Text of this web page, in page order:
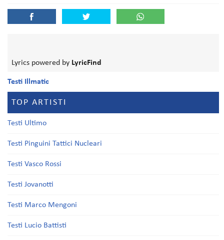
Lyrics powered by LyricFind
Testi Illmatic
TOP ARTISTI
Testi Ultimo
Testi Pinguini Tattici Nucleari
Testi Vasco Rossi
Testi Jovanotti
Testi Marco Mengoni
Testi Lucio Battisti